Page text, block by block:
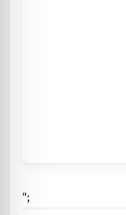
";